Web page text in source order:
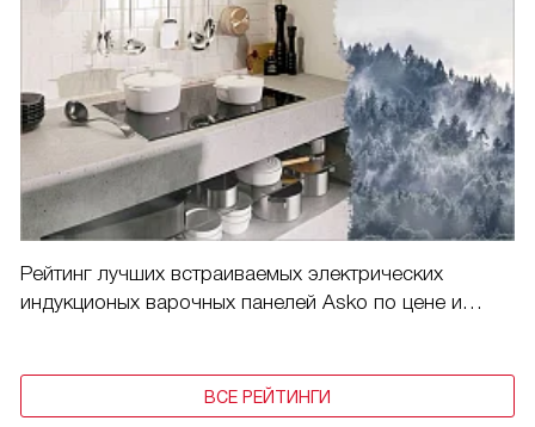
Рейтинг лучших встраиваемых электрических
индукционых варочных панелей Asko по цене и
ВСЕ РЕЙТИНГИ